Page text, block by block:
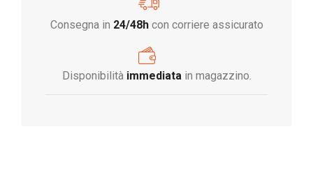
Consegna in 24/48hcon corriere assicurato
Disponibilità immediata in magazzino.